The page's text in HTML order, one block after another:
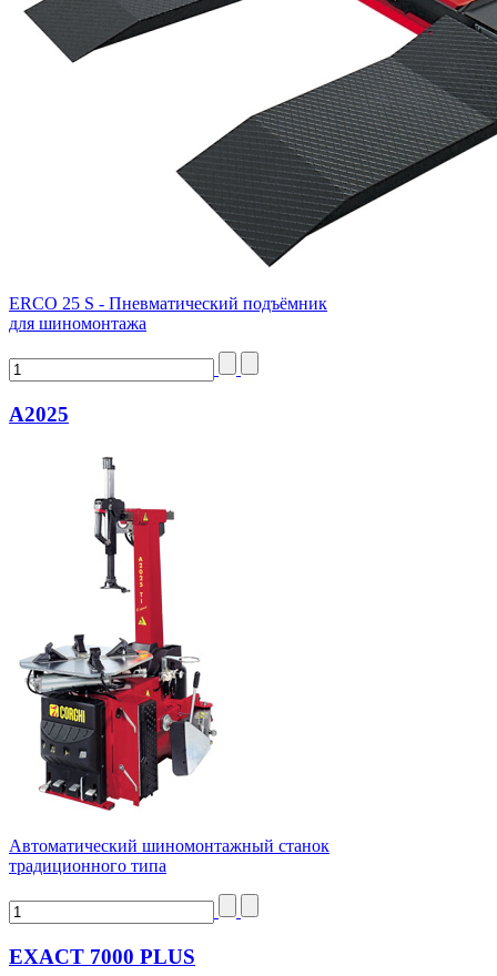
ERCO 25 S - Пневматический подъёмник
для шиномонтажа
А2025
Автоматический шиномонтажный станок
традиционного типа
EXACT 7000 PLUS